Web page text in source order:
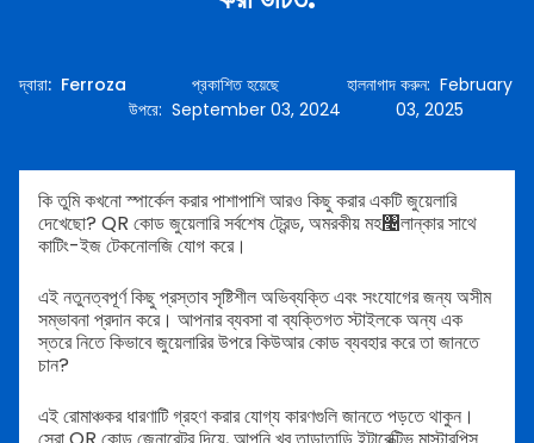
দ্বারা: Ferroza
প্রকাশিত হয়েছে
উপরে:September 03, 2024
হালনাগাদ করুন: February
03, 2025
কি তুমি কখনো স্পার্কেল করার পাশাপাশি আরও কিছু করার একটি জুয়েলারি
দেখেছো? QR কোড জুয়েলারি সর্বশেষ ট্রেন্ড, অমরকীয় মহ৤লান্কার সাথে
কাটিং-ইজ টেকনোলজি যোগ করে।
এই নতুনত্বপূর্ণ কিছু প্রস্তাব সৃষ্টিশীল অভিব্যক্তি এবং সংযোগের জন্য অসীম
সম্ভাবনা প্রদান করে। আপনার ব্যবসা বা ব্যক্তিগত স্টাইলকে অন্য এক
স্তরে নিতে কিভাবে জুয়েলারির উপরে কিউআর কোড ব্যবহার করে তা জানতে
চান?
এই রোমাঞ্চকর ধারণাটি গ্রহণ করার যোগ্য কারণগুলি জানতে পড়তে থাকুন।